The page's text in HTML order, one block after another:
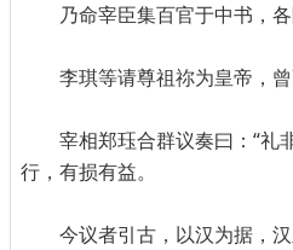
乃命宰臣集百官于中书，各
李琪等请尊祖祢为皇帝，曾
宰相郑珏合群议奏曰：“礼
行，有损有益。
今议者引古，以汉为据，